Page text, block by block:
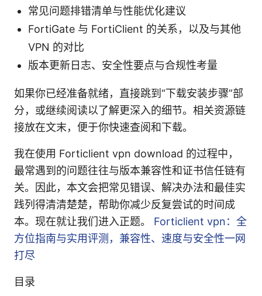
常见问题排错清单与性能优化建议
FortiGate 与 FortiClient 的关系，以及与其他
VPN 的对比
版本更新日志、安全性要点与合规性考量
如果你已经准备就绪，直接跳到“下载安装步骤”部
分，或继续阅读以了解更深入的细节。相关资源链
接放在文末，便于你快速查阅和下载。
我在使用 Forticlient vpn download 的过程中，
最常遇到的问题往往与版本兼容性和证书信任链有
关。因此，本文会把常见错误、解决办法和最佳实
践列得清清楚楚，帮助你减少反复尝试的时间成
本。现在就让我们进入正题。 Forticlient vpn：全
方位指南与实用评测，兼容性、速度与安全性一网
打尽
目录